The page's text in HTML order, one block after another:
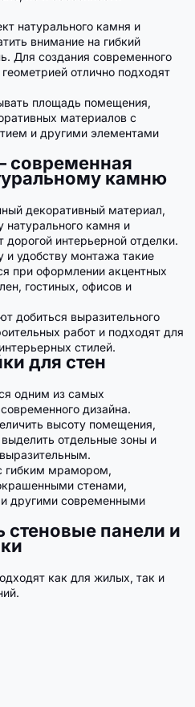
натурального камня и
внимание на гибкий
Для создания современного
отлично подходят
площадь помещения,
материалов с
и другими элементами
современная
камню
декоративный материал,
натурального камня и
дорогой интерьерной отделки.
и удобству монтажа такие
при оформлении акцентных
гостиных, офисов и
добиться выразительного
работ и подходят для
стилей.
для стен
одним из самых
дизайна.
высоту помещения,
отдельные зоны и
гибким мрамором,
стенами,
другими современными
стеновые панели и
как для жилых, так и